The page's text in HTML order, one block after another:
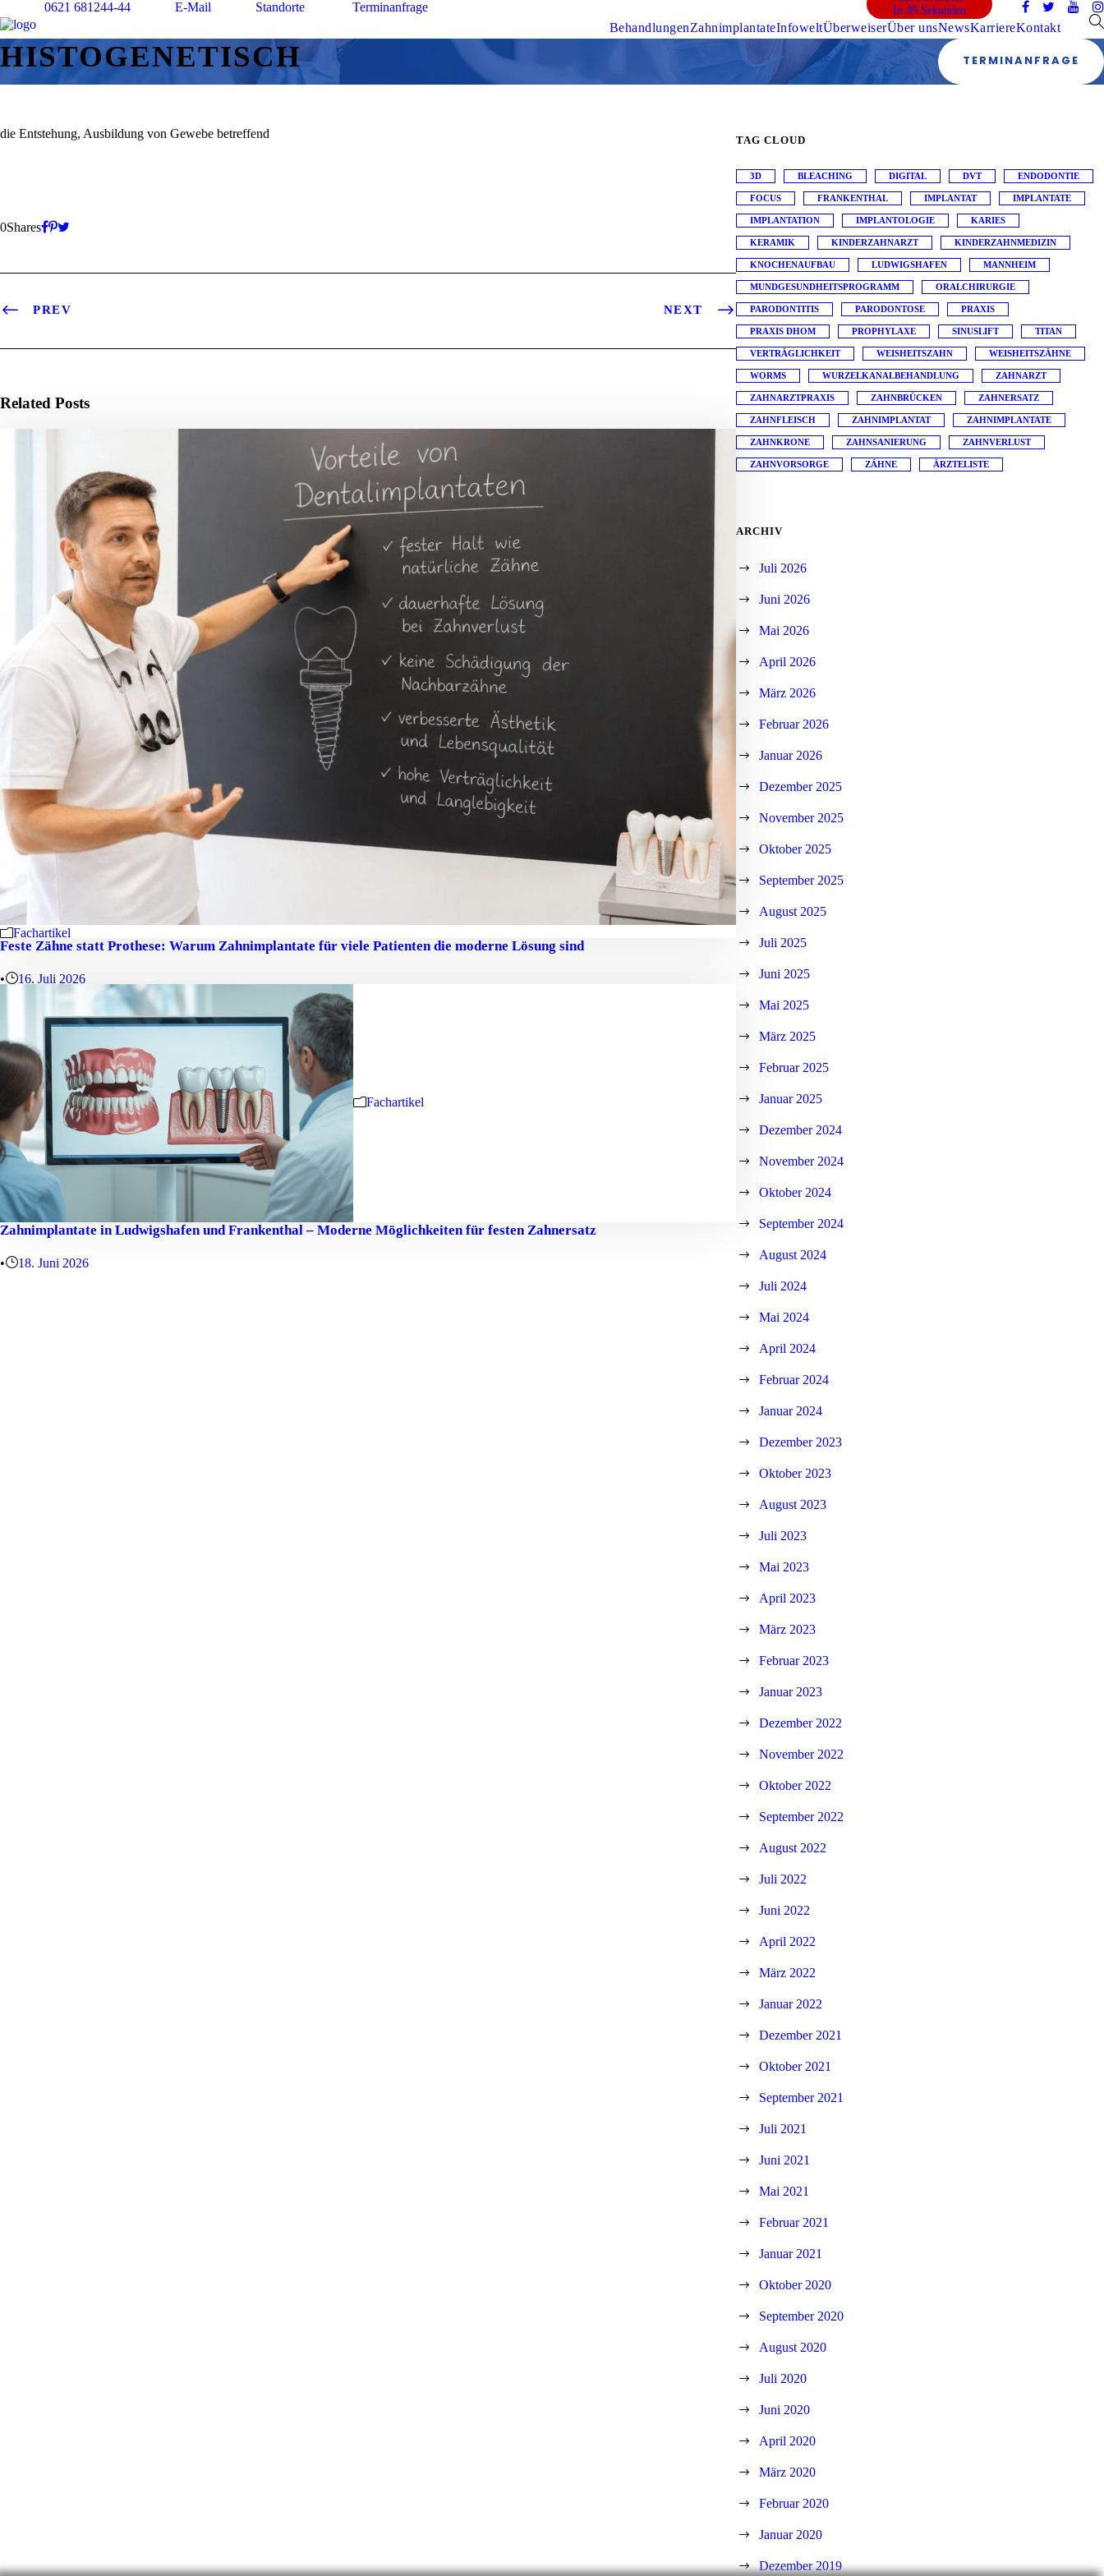
0621 681244-44 E-Mail Standorte Terminanfrage
In 99 Sekunden
BehandlungenZahnimplantateInfoweltÜberweiserÜber unsNewsKarriereKontakt
TERMINANFRAGE
HISTOGENETISCH
die Entstehung, Ausbildung von Gewebe betreffend
0Shares
PREV NEXT
Related Posts
Fachartikel
Feste Zähne statt Prothese: Warum Zahnimplantate für viele Patienten die moderne Lösung sind
• 16. Juli 2026
Fachartikel
Zahnimplantate in Ludwigshafen und Frankenthal – Moderne Möglichkeiten für festen Zahnersatz
• 18. Juni 2026
TAG CLOUD
3D BLEACHING DIGITAL DVT ENDODONTIE
FOCUS FRANKENTHAL IMPLANTAT IMPLANTATE
IMPLANTATION IMPLANTOLOGIE KARIES
KERAMIK KINDERZAHNARZT KINDERZAHNMEDIZIN
KNOCHENAUFBAU LUDWIGSHAFEN MANNHEIM
MUNDGESUNDHEITSPROGRAMM ORALCHIRURGIE
PARODONTITIS PARODONTOSE PRAXIS
PRAXIS DHOM PROPHYLAXE SINUSLIFT TITAN
VERTRÄGLICHKEIT WEISHEITSZAHN WEISHEITSZÄHNE
WORMS WURZELKANALBEHANDLUNG ZAHNARZT
ZAHNARZTPRAXIS ZAHNBRÜCKEN ZAHNERSATZ
ZAHNFLEISCH ZAHNIMPLANTAT ZAHNIMPLANTATE
ZAHNKRONE ZAHNSANIERUNG ZAHNVERLUST
ZAHNVORSORGE ZÄHNE ÄRZTELISTE
ARCHIV
Juli 2026
Juni 2026
Mai 2026
April 2026
März 2026
Februar 2026
Januar 2026
Dezember 2025
November 2025
Oktober 2025
September 2025
August 2025
Juli 2025
Juni 2025
Mai 2025
März 2025
Februar 2025
Januar 2025
Dezember 2024
November 2024
Oktober 2024
September 2024
August 2024
Juli 2024
Mai 2024
April 2024
Februar 2024
Januar 2024
Dezember 2023
Oktober 2023
August 2023
Juli 2023
Mai 2023
April 2023
März 2023
Februar 2023
Januar 2023
Dezember 2022
November 2022
Oktober 2022
September 2022
August 2022
Juli 2022
Juni 2022
April 2022
März 2022
Januar 2022
Dezember 2021
Oktober 2021
September 2021
Juli 2021
Juni 2021
Mai 2021
Februar 2021
Januar 2021
Oktober 2020
September 2020
August 2020
Juli 2020
Juni 2020
April 2020
März 2020
Februar 2020
Januar 2020
Dezember 2019